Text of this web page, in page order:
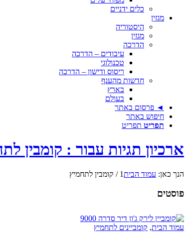
כלים ידניים
מגזין
היסטוריה
מגזין
הדרכה
עיבודים – הדרכה
טכנולוגי
ריסוס ודישון – הדרכה
חדשות מהענף
בארץ
בעולם
◄ פרסום באתר
חיפוש באתר
תפריט תפריט
ארכיון תגיות עבור : קומבין
הנך כאן: עמוד הבית1
/ קומבין לתחמיץ
פוסטים
עמוד הבית, קומביינים לתחמיץ